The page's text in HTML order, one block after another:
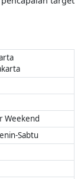
Weekend
Sabtu